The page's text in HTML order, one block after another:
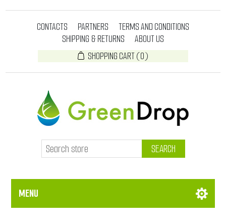
CONTACTS PARTNERS
TERMS AND CONDITIONS
SHIPPING & RETURNS
ABOUT US
SHOPPING CART(0)
SEARCH
MENU